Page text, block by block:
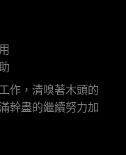
作，清嗅著木頭的
幹盡的繼續努力加